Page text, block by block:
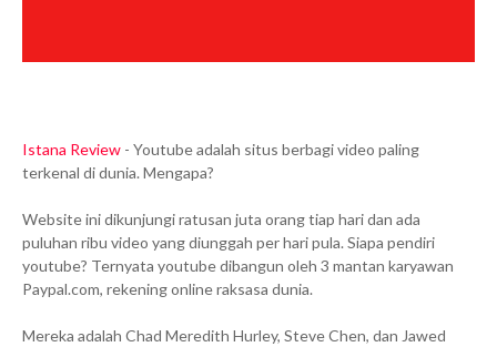
Istana Review - Youtube adalah situs berbagi video paling
terkenal di dunia. Mengapa?
Website ini dikunjungi ratusan juta orang tiap hari dan ada
puluhan ribu video yang diunggah per hari pula. Siapa pendiri
youtube? Ternyata youtube dibangun oleh 3 mantan karyawan
Paypal.com, rekening online raksasa dunia.
Mereka adalah Chad Meredith Hurley, Steve Chen, dan Jawed